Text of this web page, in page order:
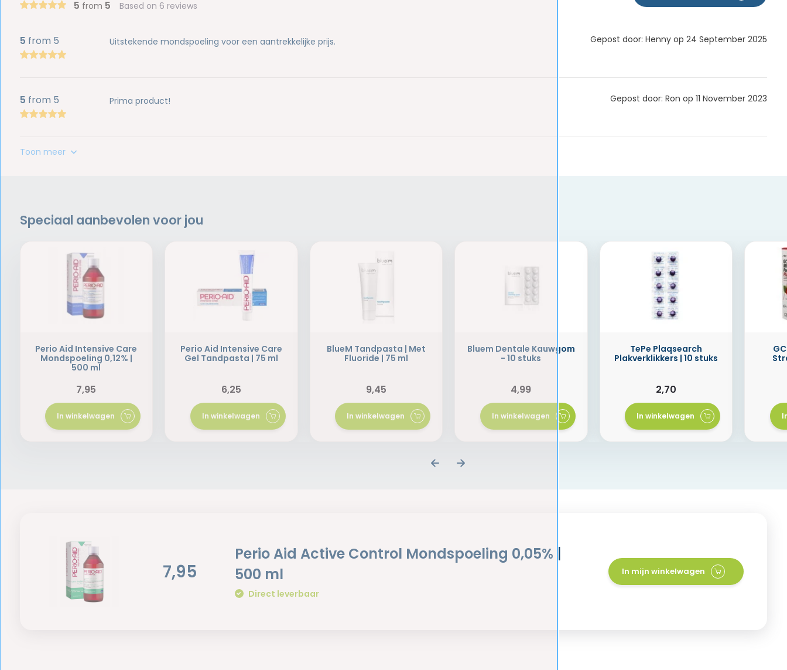
5 from 5 Based on 6 reviews
5 from 5 Uitstekende mondspoeling voor een aantrekkelijke prijs. Gepost door: Henny op 24 September 2025
5 from 5 Prima product! Gepost door: Ron op 11 November 2023
Toon meer
Speciaal aanbevolen voor jou
Perio Aid Intensive Care
Mondspoeling 0,12% |
500 ml
7,95
In winkelwagen
Perio Aid Intensive Care
Gel Tandpasta | 75 ml
6,25
In winkelwagen
BlueM Tandpasta | Met
Fluoride | 75 ml
9,45
In winkelwagen
Bluem Dentale Kauwgom
- 10 stuks
4,99
In winkelwagen
TePe Plaqsearch
Plakverklikkers | 10 stuks
2,70
In winkelwagen
7,95
Perio Aid Active Control Mondspoeling 0,05% |
500 ml
Direct leverbaar
In mijn winkelwagen